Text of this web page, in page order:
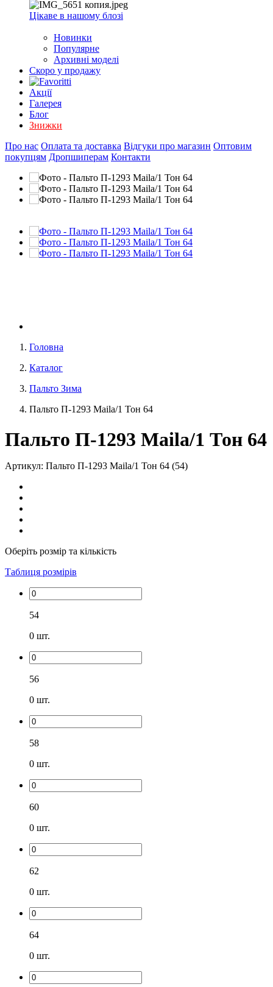
Цікаве в нашому блозі
Новинки
Популярне
Архивні моделі
Скоро у продажу
Акції
Галерея
Блог
Знижки
Про нас Оплата та доставка Відгуки про магазин Оптовим
покупцям Дропшиперам Контакти
Головна
Каталог
Пальто Зима
Пальто П-1293 Maila/1 Тон 64
Пальто П-1293 Maila/1 Тон 64
Артикул: Пальто П-1293 Maila/1 Тон 64 (54)
Оберіть розмір та кількість
Таблиця розмірів
54
0 шт.
56
0 шт.
58
0 шт.
60
0 шт.
62
0 шт.
64
0 шт.